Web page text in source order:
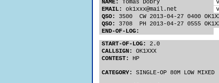
NAME:
Tomáš Dobrý
EMAIL:
ok1xxx@mail.net
QSO:
3500  CW 2013-04-27 0400
QSO:
3708  PH 2013-04-27 0555
END-OF-LOG:
START-OF-LOG:
2.0
CALLSIGN:
OK1XXX
CONTEST:
HP
CATEGORY: SINGLE-OP 80M LOW MIXED